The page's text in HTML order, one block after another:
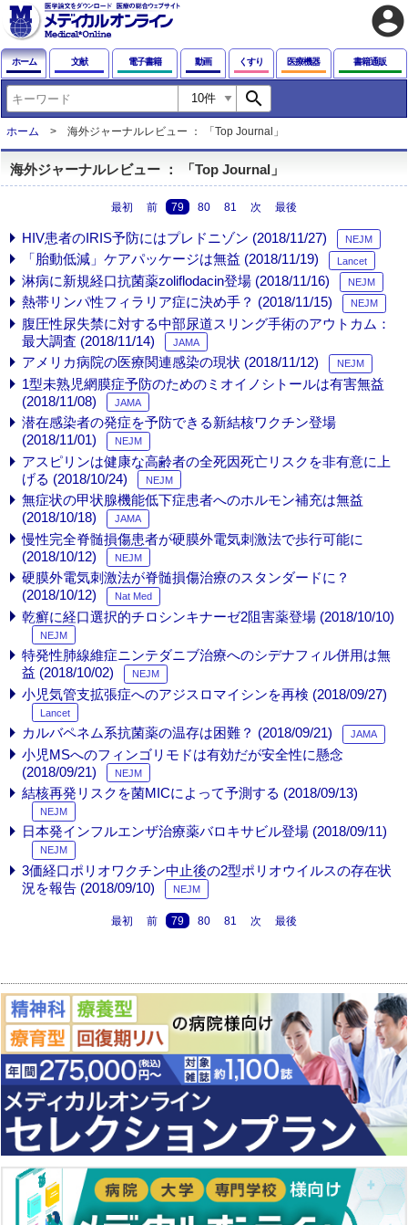
account_circle
ホーム 文献 電子書籍 動画 くすり 医療機器 書籍通販
search
ホーム 海外ジャーナルレビュー ： 「Top Journal」
海外ジャーナルレビュー ： 「Top Journal」
最初 前 79 80 81 次 最後
HIV患者のIRIS予防にはプレドニゾン (2018/11/27) NEJM
「胎動低減」ケアパッケージは無益 (2018/11/19) Lancet
淋病に新規経口抗菌薬zoliflodacin登場 (2018/11/16) NEJM
熱帯リンパ性フィラリア症に決め手？ (2018/11/15) NEJM
腹圧性尿失禁に対する中部尿道スリング手術のアウトカム：
最大調査 (2018/11/14)
JAMA
アメリカ病院の医療関連感染の現状 (2018/11/12) NEJM
1型未熟児網膜症予防のためのミオイノシトールは有害無益
(2018/11/08)
JAMA
潜在感染者の発症を予防できる新結核ワクチン登場
(2018/11/01)
NEJM
アスピリンは健康な高齢者の全死因死亡リスクを非有意に上
げる (2018/10/24)
NEJM
無症状の甲状腺機能低下症患者へのホルモン補充は無益
(2018/10/18)
JAMA
慢性完全脊髄損傷患者が硬膜外電気刺激法で歩行可能に
(2018/10/12)
NEJM
硬膜外電気刺激法が脊髄損傷治療のスタンダードに？
(2018/10/12)
Nat Med
乾癬に経口選択的チロシンキナーゼ2阻害薬登場 (2018/10/10)
NEJM
特発性肺線維症ニンテダニブ治療へのシデナフィル併用は無
益 (2018/10/02)
NEJM
小児気管支拡張症へのアジスロマイシンを再検 (2018/09/27)
Lancet
カルバペネム系抗菌薬の温存は困難？ (2018/09/21) JAMA
小児MSへのフィンゴリモドは有効だが安全性に懸念
(2018/09/21)
NEJM
結核再発リスクを菌MICによって予測する (2018/09/13)
NEJM
日本発インフルエンザ治療薬バロキサビル登場 (2018/09/11)
NEJM
3価経口ポリオワクチン中止後の2型ポリオウイルスの存在状
況を報告 (2018/09/10)
NEJM
最初 前 79 80 81 次 最後